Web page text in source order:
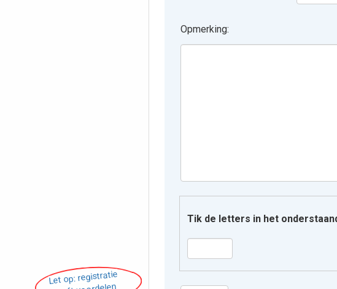
Let op: registratie
Opmerking:
Tik de letters in het